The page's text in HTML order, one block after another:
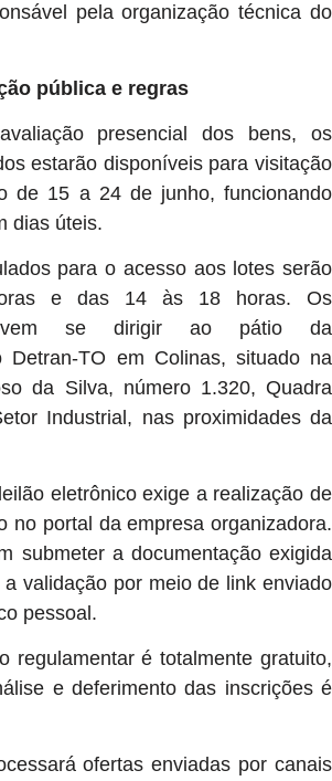
pela organização técnica do
pública e regras
presencial dos bens, os
estarão disponíveis para visitação
de 15 a 24 de junho, funcionando
dias úteis.
para o acesso aos lotes serão
e das 14 às 18 horas. Os
se dirigir ao pátio da
Detran-TO em Colinas, situado na
da Silva, número 1.320, Quadra
Industrial, nas proximidades da
eletrônico exige a realização de
no portal da empresa organizadora.
submeter a documentação exigida
validação por meio de link enviado
pessoal.
regulamentar é totalmente gratuito,
e deferimento das inscrições é
ofertas enviadas por canais